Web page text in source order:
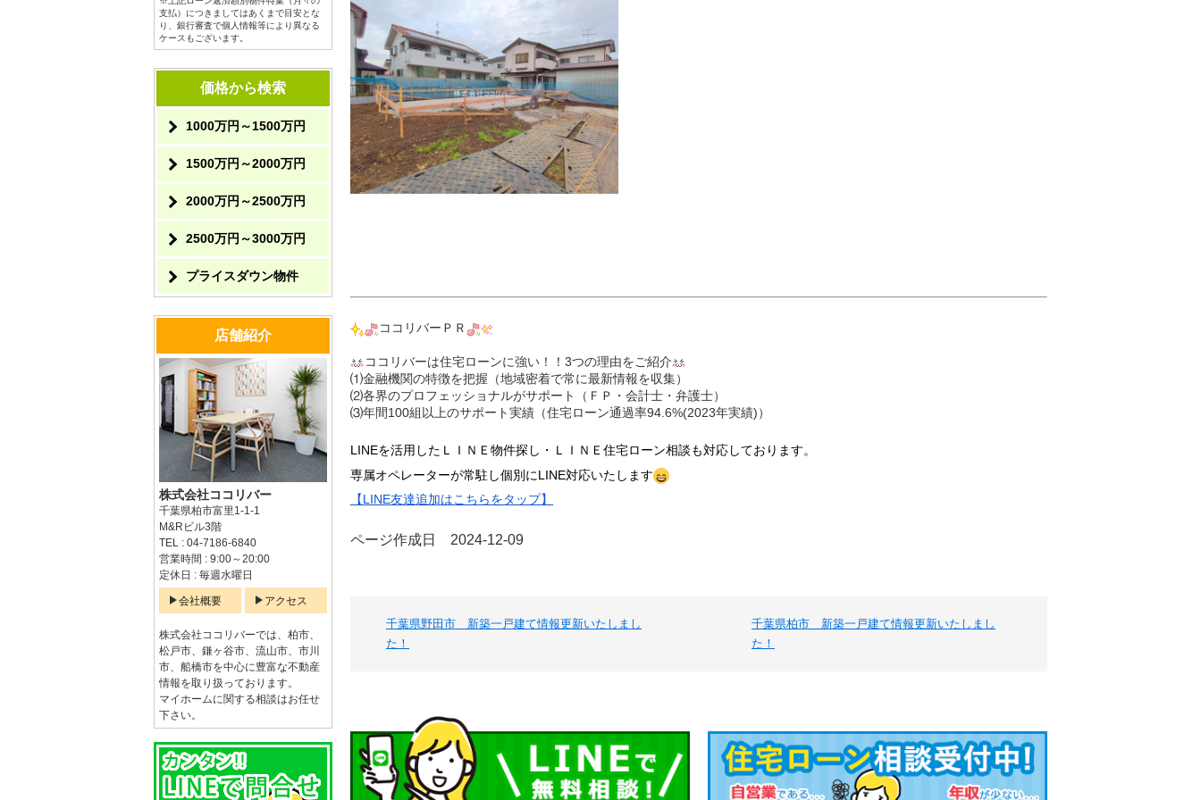
ココリバーＰＲ
ココリバーは住宅ローンに強い！！3つの理由をご紹介
⑴金融機関の特徴を把握（地域密着で常に最新情報を収集）
⑵各界のプロフェッショナルがサポート（ＦＰ・会計士・弁護士）
⑶年間100組以上のサポート実績（住宅ローン通過率94.6%(2023年実績)）
LINEを活用したＬＩＮＥ 物件探し・ＬＩＮＥ 住宅ローン相談も対応しております。
専属オペレーターが常駐し個別にLINE対応いたします
【LINE友達追加はこちらをタップ】
ページ作成日 2024-12-09
千葉県野田市 新築一戸建て情報更新いたしまし
た！
千葉県柏市 新築一戸建て情報更新いたしまし
た！
支払）につきましてはあくまで目安とな
り、銀行審査で個人情報等により異なる
ケースもございます。
価格から検索
1000万円～1500万円
1500万円～2000万円
2000万円～2500万円
2500万円～3000万円
プライスダウン物件
店舗紹介
株式会社ココリバー
千葉県柏市富里1-1-1
M&Rビル3階
TEL : 04-7186-6840
営業時間 : 9:00～20:00
定休日 : 毎週水曜日
会社概要 アクセス
株式会社ココリバーでは、柏市、
松戸市、鎌ヶ谷市、流山市、市川
市、船橋市を中心に豊富な不動産
情報を取り扱っております。
マイホームに関する相談はお任せ
下さい。